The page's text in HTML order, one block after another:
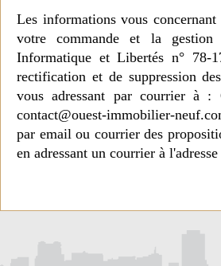
Les informations vous
votre commande et la
Informatique et Libertés n° 78-
rectification et de suppression
vous adressant par courrier à
contact@ouest-immobilier-
par email ou courrier des
en adressant un courrier à